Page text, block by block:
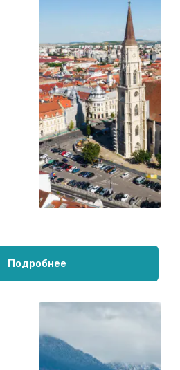
Подробнее